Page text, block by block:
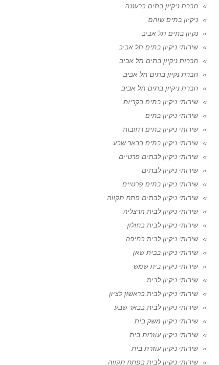
חברת ניקיון בתים ברעננה
ניקיון בתים שוהם
נקיון בתים תל אביב
שירותי ניקיון בתים תל אביב
חברות ניקיון בתים תל אביב
חברת נקיון בתים תל אביב
חברת ניקיון בתים תל אביב
שירותי ניקיון בתים בקריות
שירותי ניקיון בתים
שירותי ניקיון בתים רחובות
שירותי ניקיון בתים בבאר שבע
שירותי ניקיון לבתים פרטיים
שירותי ניקיון לבתים
שירותי ניקיון בתים פרטיים
שירותי ניקיון לבתים פתח תקווה
שירותי ניקיון לבית הרצליה
שירותי ניקיון לבית בחולון
שירותי ניקיון לבית בחיפה
שירותי ניקיון בבית שאן
שירותי ניקיון בית שמש
שירותי ניקיון לבית
שירותי ניקיון לבית בראשון לציון
שירותי ניקיון לבית בבאר שבע
שירותי ניקיון משק בית
שירותי ניקיון עוזרות בית
שירותי ניקיון עוזרת בית
שירותי ניקיון לבית בפתח תקווה